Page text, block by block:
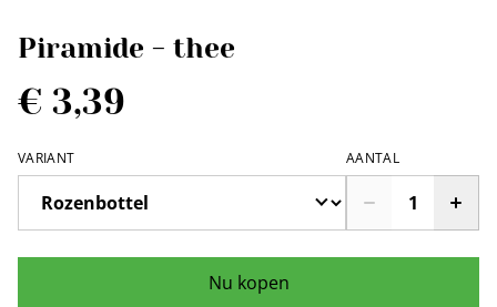
Piramide - thee
€ 3,39
VARIANT AANTAL
Nu kopen